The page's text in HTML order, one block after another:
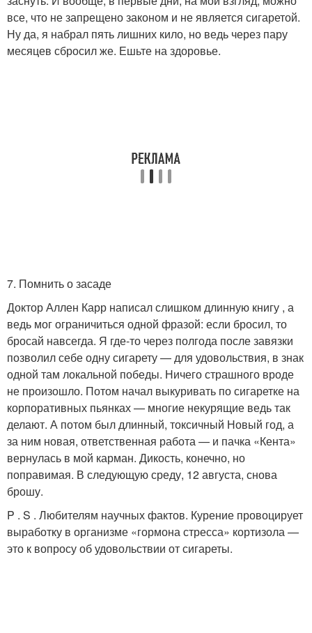
все, что не запрещено законом и не является сигаретой.
Ну да, я набрал пять лишних кило, но ведь через пару
месяцев сбросил же. Ешьте на здоровье.
7. Помнить о засаде
Доктор Аллен Карр написал слишком длинную книгу , а
ведь мог ограничиться одной фразой: если бросил, то
бросай навсегда. Я где-то через полгода после завязки
позволил себе одну сигарету — для удовольствия, в знак
одной там локальной победы. Ничего страшного вроде
не произошло. Потом начал выкуривать по сигаретке на
корпоративных пьянках — многие некурящие ведь так
делают. А потом был длинный, токсичный Новый год, а
за ним новая, ответственная работа — и пачка «Кента»
вернулась в мой карман. Дикость, конечно, но
поправимая. В следующую среду, 12 августа, снова
брошу.
P . S . Любителям научных фактов. Курение провоцирует
выработку в организме «гормона стресса» кортизола —
это к вопросу об удовольствии от сигареты.